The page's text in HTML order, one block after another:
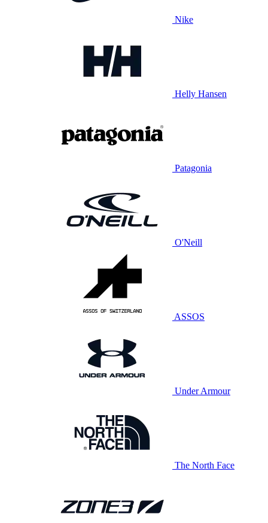
Nike
Helly Hansen
Patagonia
O'Neill
ASSOS
Under Armour
The North Face